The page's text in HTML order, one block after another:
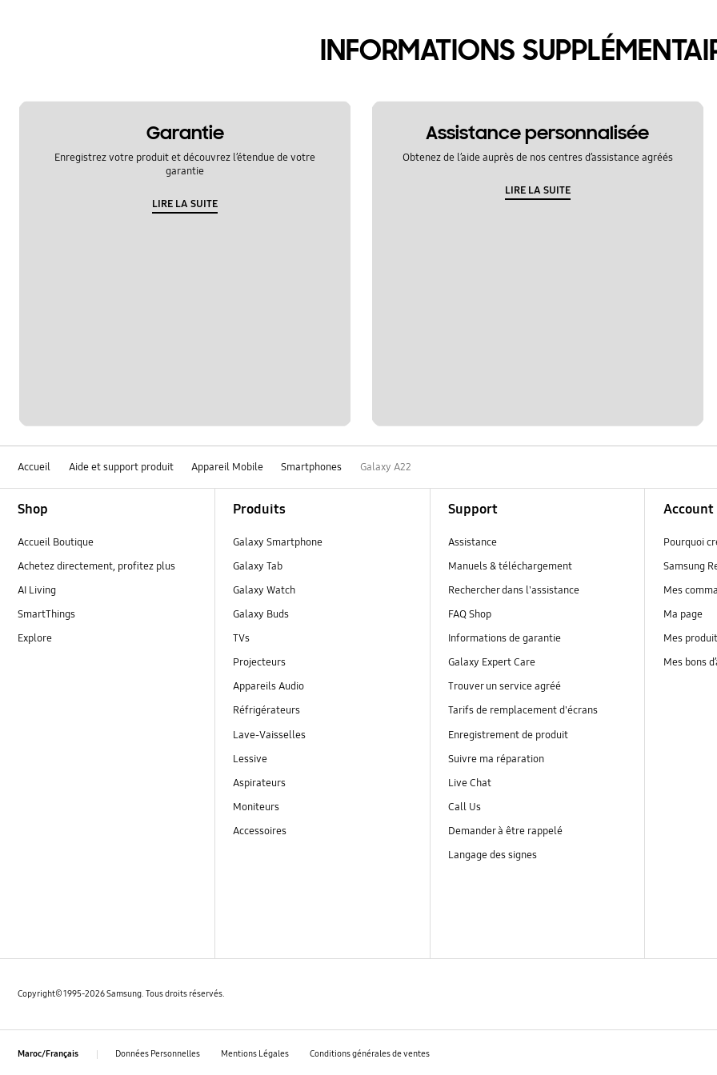
INFORMATIONS
Garantie
Enregistrez votre produit et découvrez l’étendue de votre
garantie
LIRE LA SUITE
Assistance personnalisée
Obtenez de l’aide auprès de nos centres d’assistance agréés
LIRE LA SUITE
Accueil Aide et support produit Appareil Mobile Smartphones Galaxy A22
Shop
Accueil Boutique
Achetez directement, profitez plus
AI Living
SmartThings
Explore
Produits
Galaxy Smartphone
Galaxy Tab
Galaxy Watch
Galaxy Buds
TVs
Projecteurs
Appareils Audio
Réfrigérateurs
Lave-Vaisselles
Lessive
Aspirateurs
Moniteurs
Accessoires
Support
Assistance
Manuels & téléchargement
Rechercher dans l'assistance
FAQ Shop
Informations de garantie
Galaxy Expert Care
Trouver un service agréé
Tarifs de remplacement d'écrans
Enregistrement de produit
Suivre ma réparation
Live Chat
Call Us
Demander à être rappelé
Langage des signes
Account
Pourquoi
Samsung
Mes
Ma page
Mes
Mes bons
Copyright© 1995-2026 Samsung. Tous droits réservés.
Maroc/Français Données Personnelles Mentions Légales Conditions générales de ventes